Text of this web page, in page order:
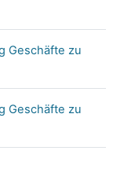
Geschäfte zu
Geschäfte zu